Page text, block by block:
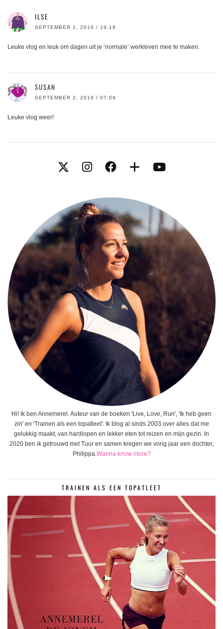
ILSE
SEPTEMBER 1, 2016 / 19:18
Leuke vlog en leuk om dagen uit je ‘normale’ werkleven mee te maken.
SUSAN
SEPTEMBER 2, 2016 / 07:09
Leuke vlog weer!
Hi! Ik ben Annemerel. Auteur van de boeken 'Live, Love, Run', 'Ik heb geen
zin' en 'Trainen als een topatleet'. Ik blog al sinds 2003 over alles dat me
gelukkig maakt, van hardlopen en lekker eten tot reizen en mijn gezin. In
2020 ben ik getrouwd met Tuur en samen kregen we vorig jaar een dochter,
Philippa.Wanna know more?
TRAINEN ALS EEN TOPATLEET